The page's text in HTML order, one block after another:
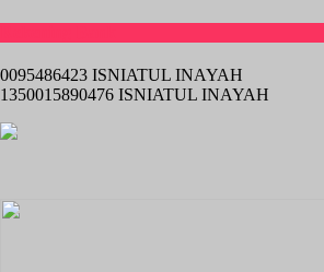
0095486423 ISNIATUL INAYAH
1350015890476 ISNIATUL INAYAH